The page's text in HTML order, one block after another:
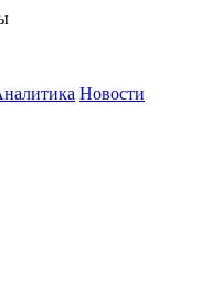
Новости